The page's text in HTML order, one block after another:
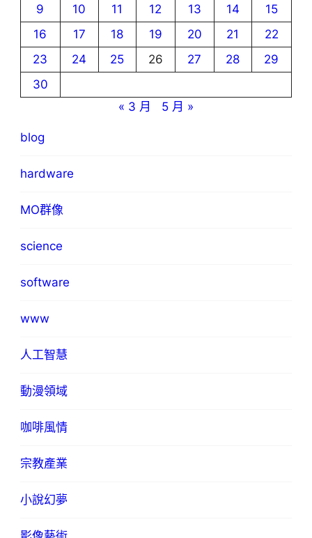
9
10 11 12 13 14
15
16
17 18 19 20 21
22
23
24 25 26 27 28
29
30
« 3 月
5 月 »
blog
hardware
MO群像
science
software
www
人工智慧
動漫領域
咖啡風情
宗教產業
小說幻夢